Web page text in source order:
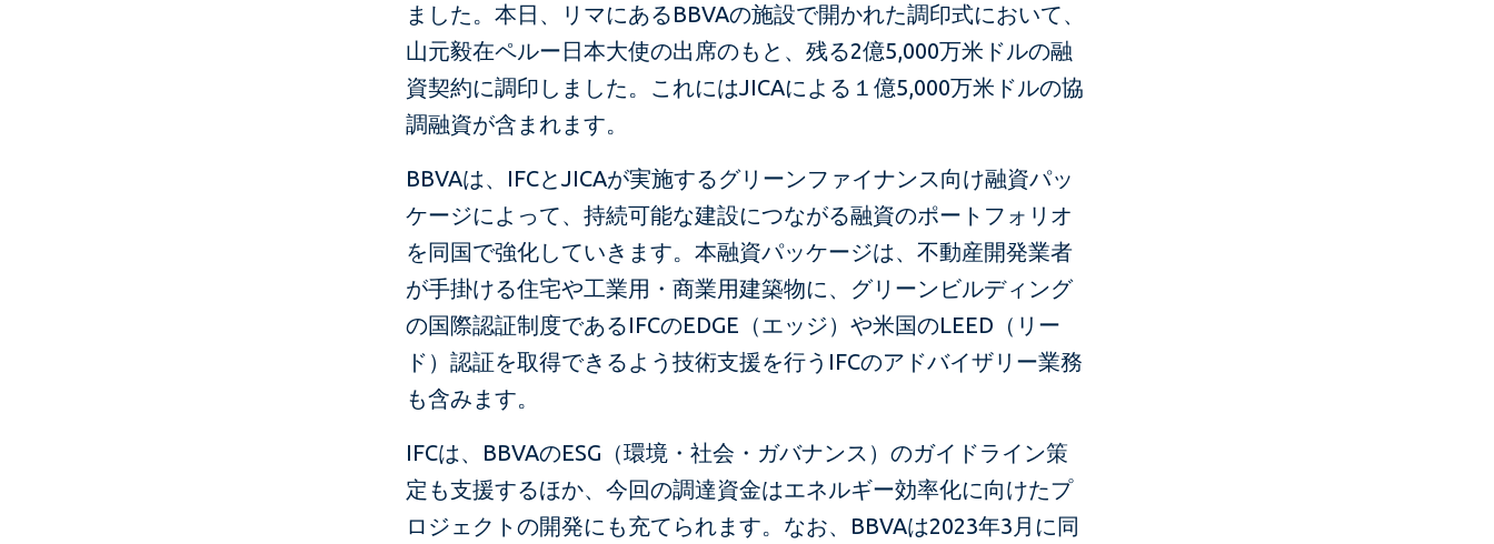
ました。本日、リマにあるBBVAの施設で開かれた調印式において、
山元毅在ペルー日本大使の出席のもと、残る2億5,000万米ドルの融
資契約に調印しました。これにはJICAによる１億5,000万米ドルの協
調融資が含まれます。
BBVAは、IFCとJICAが実施するグリーンファイナンス向け融資パッ
ケージによって、持続可能な建設につながる融資のポートフォリオ
を同国で強化していきます。本融資パッケージは、不動産開発業者
が手掛ける住宅や工業用・商業用建築物に、グリーンビルディング
の国際認証制度であるIFCのEDGE（エッジ）や米国のLEED（リー
ド）認証を取得できるよう技術支援を行うIFCのアドバイザリー業務
も含みます。
IFCは、BBVAのESG（環境・社会・ガバナンス）のガイドライン策
定も支援するほか、今回の調達資金はエネルギー効率化に向けたプ
ロジェクトの開発にも充てられます。なお、BBVAは2023年3月に同